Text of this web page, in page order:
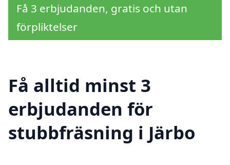
Få 3 erbjudanden, gratis och utan
förpliktelser
Få alltid minst 3
erbjudanden för
stubbfräsning i Järbo